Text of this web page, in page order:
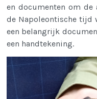
en documenten om
de Napoleontische tijd
een belangrijk
een handtekening.